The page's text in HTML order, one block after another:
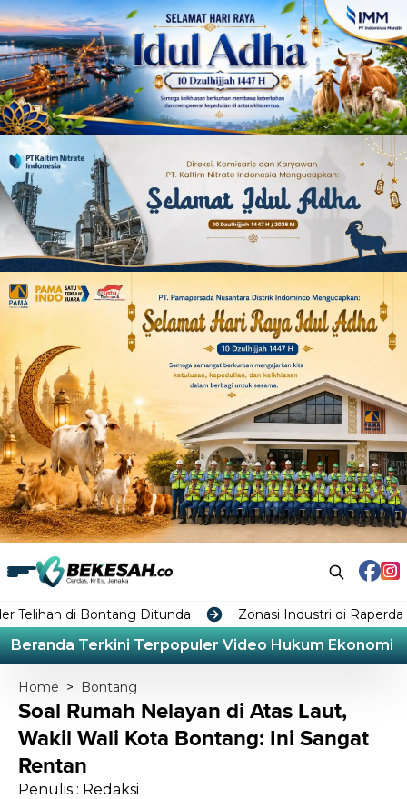
Bontang Ditunda Zonasi Industri di Raperda RTRW
Beranda Terkini Terpopuler Video Hukum Ekonomi
Home > Bontang
Soal Rumah Nelayan di Atas Laut,
Wakil Wali Kota Bontang: Ini Sangat
Rentan
Penulis : Redaksi